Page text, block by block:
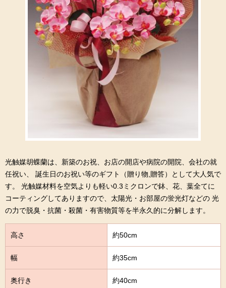
光触媒胡蝶蘭は、新築のお祝、お店の開店や病院の開院、会社の就
任祝い、 誕生日のお祝い等のギフト（贈り物,贈答）として大人気で
す。 光触媒材料を空気よりも軽い0.3ミクロンで鉢、花、葉全てに
コーティングしてありますので、太陽光・お部屋の蛍光灯などの 光
の力で脱臭・抗菌・殺菌・有害物質等を半永久的に分解します。
高さ 約50cm
幅 約35cm
奥行き 約40cm